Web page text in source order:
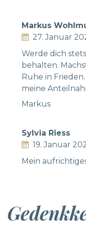
Markus
27. Januar
Werde dich
behalten.
Ruhe in
meine
Markus
Sylvia Riess
19. Januar
Mein